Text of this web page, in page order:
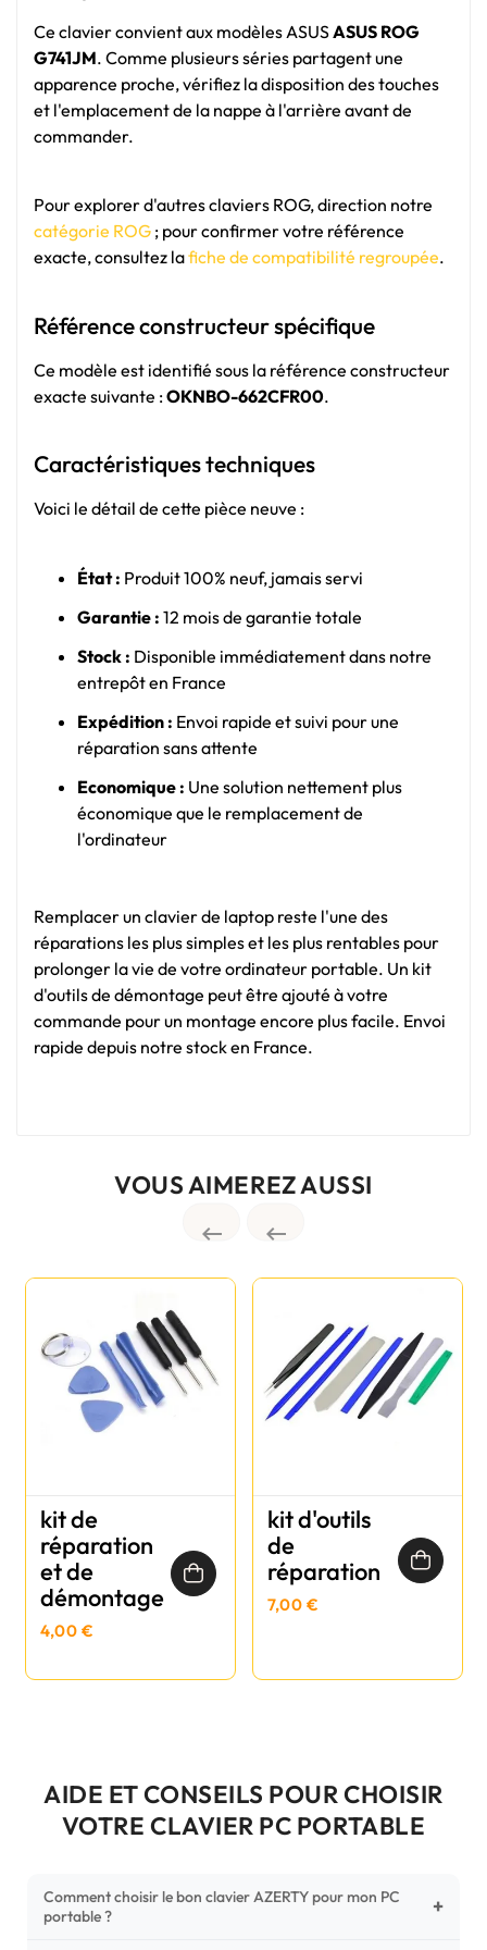
Ce clavier convient aux modèles ASUSASUS ROG
G741JM. Comme plusieurs séries partagent une
apparence proche, vérifiez la disposition des touches
et l'emplacement de la nappe à l'arrière avant de
commander.
Pour explorer d'autres claviers ROG, direction notre
catégorie ROG ; pour confirmer votre référence
exacte, consultez lafiche de compatibilité regroupée.
Référence constructeur spécifique
Ce modèle est identifié sous la référence constructeur
exacte suivante :OKNBO-662CFR00.
Caractéristiques techniques
Voici le détail de cette pièce neuve :
État : Produit 100% neuf, jamais servi
Garantie : 12 mois de garantie totale
Stock : Disponible immédiatement dans notre
entrepôt en France
Expédition : Envoi rapide et suivi pour une
réparation sans attente
Economique : Une solution nettement plus
économique que le remplacement de
l'ordinateur
Remplacer un clavier de laptop reste l'une des
réparations les plus simples et les plus rentables pour
prolonger la vie de votre ordinateur portable. Un kit
d'outils de démontage peut être ajouté à votre
commande pour un montage encore plus facile. Envoi
rapide depuis notre stock en France.
VOUS AIMEREZ AUSSI
 
kit de
réparation
et de
démontage
4,00 €
kit d'outils
de
réparation
7,00 €
AIDE ET CONSEILS POUR CHOISIR
VOTRE CLAVIER PC PORTABLE
Comment choisir le bon clavier AZERTY pour mon PC
portable ?
+